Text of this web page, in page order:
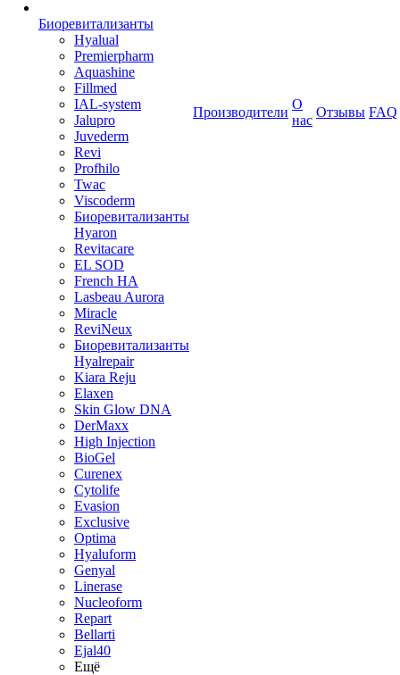
Биоревитализанты
Hyalual
Premierpharm
Aquashine
Fillmed
IAL-system
Jalupro
Juvederm
Revi
Profhilo
Twac
Viscoderm
Биоревитализанты
Hyaron
Revitacare
EL SOD
French HA
Lasbeau Aurora
Miracle
ReviNeux
Биоревитализанты
Hyalrepair
Kiara Reju
Elaxen
Skin Glow DNA
DerMaxx
High Injection
BioGel
Curenex
Cytolife
Evasion
Exclusive
Optima
Hyaluform
Genyal
Linerase
Nucleoform
Repart
Bellarti
Ejal40
Ещё
Производители
О
нас
Отзывы FAQ